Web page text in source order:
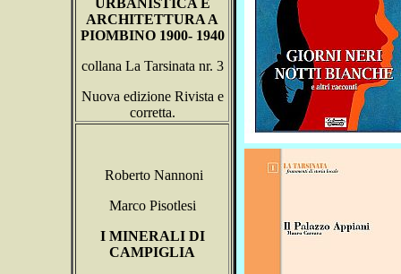
URBANISTICA E
ARCHITETTURA A
PIOMBINO 1900- 1940
collana La Tarsinata nr. 3
Nuova edizione Rivista e
corretta.
Roberto Nannoni
Marco Pisotlesi
I MINERALI DI
CAMPIGLIA